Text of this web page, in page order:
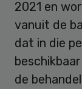
2021 en
vanuit de
dat in die
de